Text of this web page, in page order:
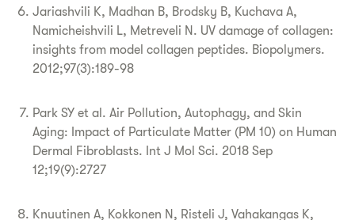
Jariashvili K, Madhan B, Brodsky B, Kuchava A,
Namicheishvili L, Metreveli N. UV damage of collagen:
insights from model collagen peptides. Biopolymers.
2012;97(3):189-98
Park SY et al. Air Pollution, Autophagy, and Skin
Aging: Impact of Particulate Matter (PM 10) on Human
Dermal Fibroblasts. Int J Mol Sci. 2018 Sep
12;19(9):2727
Knuutinen A, Kokkonen N, Risteli J, Vahakangas K,